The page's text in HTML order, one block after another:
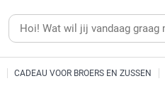
CADEAU VOOR BROERS EN ZUSSEN